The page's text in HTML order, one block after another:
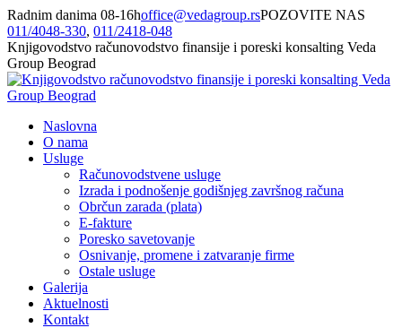
Skip
to
content
Radnim danima 08-16hoffice@vedagroup.rsPOZOVITE NAS
011/­4048-330, 011/­2418-048
Knjigovodstvo računovodstvo finansije i poreski konsalting Veda
Group Beograd
Naslovna
O nama
Usluge
Računovodstvene usluge
Izrada i podnošenje godišnjeg završnog računa
Obrčun zarada (plata)
E-fakture
Poresko savetovanje
Osnivanje, promene i zatvaranje firme
Ostale usluge
Galerija
Aktuelnosti
Kontakt